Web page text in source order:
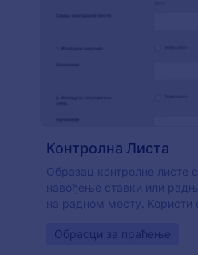
Контролна Листа
Образац контролне листе
навођење ставки или
на радном месту. Користи
несметано. Користећи наш
Go to Category:
Обрасци за праћење